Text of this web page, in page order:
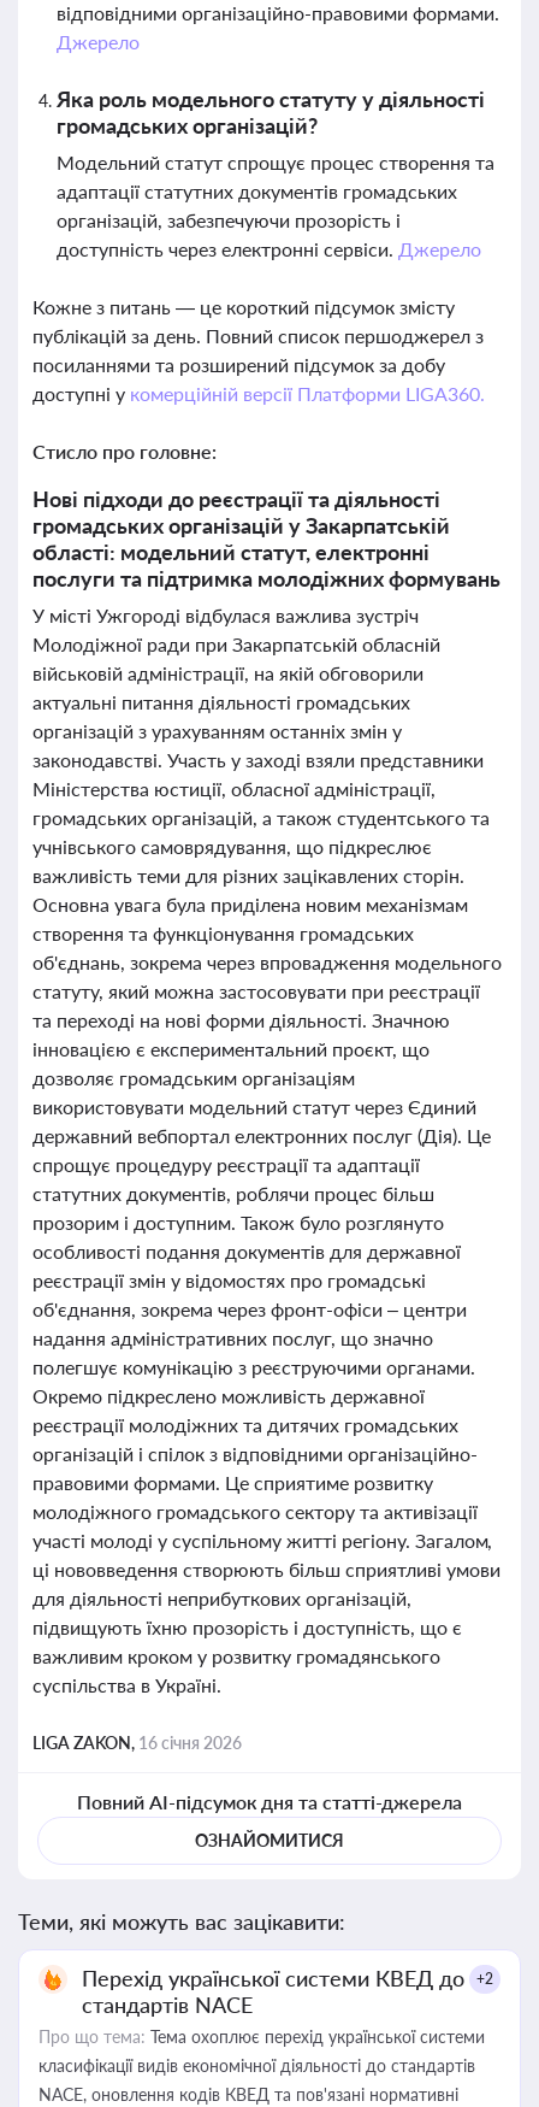
відповідними організаційно-правовими формами.
Джерело
Яка роль модельного статуту у діяльності
громадських організацій?
Модельний статут спрощує процес створення та
адаптації статутних документів громадських
організацій, забезпечуючи прозорість і
доступність через електронні сервіси. Джерело
Кожне з питань — це короткий підсумок змісту
публікацій за день. Повний список першоджерел з
посиланнями та розширений підсумок за добу
доступні у комерційній версії Платформи LIGA360.
Стисло про головне:
Нові підходи до реєстрації та діяльності
громадських організацій у Закарпатській
області: модельний статут, електронні
послуги та підтримка молодіжних формувань
У місті Ужгороді відбулася важлива зустріч
Молодіжної ради при Закарпатській обласній
військовій адміністрації, на якій обговорили
актуальні питання діяльності громадських
організацій з урахуванням останніх змін у
законодавстві. Участь у заході взяли представники
Міністерства юстиції, обласної адміністрації,
громадських організацій, а також студентського та
учнівського самоврядування, що підкреслює
важливість теми для різних зацікавлених сторін.
Основна увага була приділена новим механізмам
створення та функціонування громадських
об'єднань, зокрема через впровадження модельного
статуту, який можна застосовувати при реєстрації
та переході на нові форми діяльності. Значною
інновацією є експериментальний проєкт, що
дозволяє громадським організаціям
використовувати модельний статут через Єдиний
державний вебпортал електронних послуг (Дія). Це
спрощує процедуру реєстрації та адаптації
статутних документів, роблячи процес більш
прозорим і доступним. Також було розглянуто
особливості подання документів для державної
реєстрації змін у відомостях про громадські
об'єднання, зокрема через фронт-офіси – центри
надання адміністративних послуг, що значно
полегшує комунікацію з реєструючими органами.
Окремо підкреслено можливість державної
реєстрації молодіжних та дитячих громадських
організацій і спілок з відповідними організаційно-
правовими формами. Це сприятиме розвитку
молодіжного громадського сектору та активізації
участі молоді у суспільному житті регіону. Загалом,
ці нововведення створюють більш сприятливі умови
для діяльності неприбуткових організацій,
підвищують їхню прозорість і доступність, що є
важливим кроком у розвитку громадянського
суспільства в Україні.
LIGA ZAKON, 16 січня 2026
Повний AI-підсумок дня та статті-джерела
ОЗНАЙОМИТИСЯ
Теми, які можуть вас зацікавити:
Перехід української системи КВЕД до
стандартів NACE
+2
Про що тема: Тема охоплює перехід української системи
класифікації видів економічної діяльності до стандартів
NACE, оновлення кодів КВЕД та пов'язані нормативні